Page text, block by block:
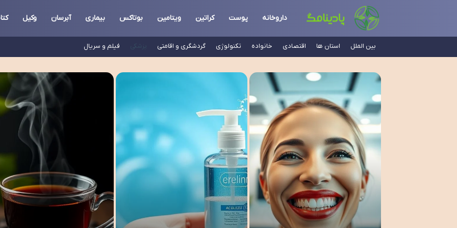
داروخانه پوست کراتین ویتامین بوتاکس بیماری آبرسان وکیل
بین الملل استان ها اقتصادی خانواده تکنولوژی گردشگری و اقامتی پزشکی فیلم و سریال